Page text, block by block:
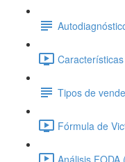
Tipos de
Fórmula de
Análisis FODA